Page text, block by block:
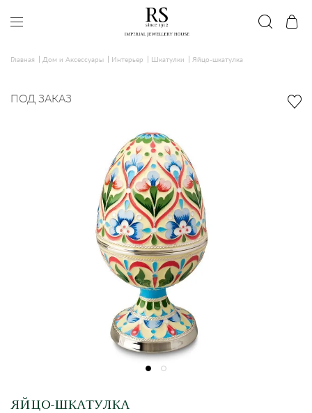
Главная Дом и Аксессуары Интерьер Шкатулки Яйцо-шкатулка
ПОД ЗАКАЗ
ЯЙЦО-ШКАТУЛКА